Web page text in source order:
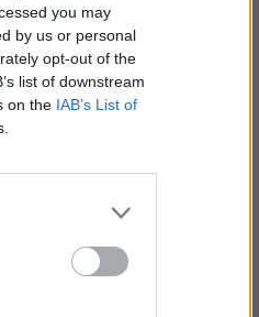
you may
by us or personal
opt-out of the
list of downstream
on the IAB’s List of